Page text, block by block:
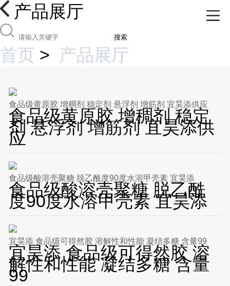
产品展厅
搜索
首页 > 产品展厅
食品级黄原胶 增稠剂 稳定剂 悬浮剂 增筋剂 宜昊添供应
食品级黄原胶 增稠剂 稳定
剂 悬浮剂 增筋剂 宜昊添供
应
食品级酸溶壳聚糖 脱乙酰度90度水溶甲壳素 宜昊添
食品级酸溶壳聚糖 脱乙酰
度90度水溶甲壳素 宜昊添
宜昊添 食品级可得然胶 溶解性和性能 凝结多糖 含量99
宜昊添 食品级可得然胶 溶
解性和性能 凝结多糖 含量
99